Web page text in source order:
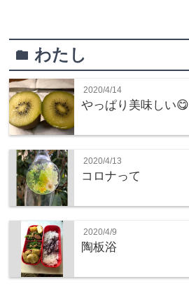
folderわたし
2020/4/14
やっぱり美味しい😋
2020/4/13
コロナって
2020/4/9
陶板浴